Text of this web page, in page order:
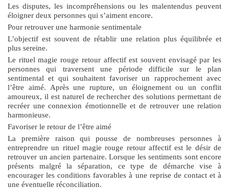
Les disputes, les incompréhensions ou les malentendus peuvent
éloigner deux personnes qui s’aiment encore.
Pour retrouver une harmonie sentimentale
L’objectif est souvent de rétablir une relation plus équilibrée et
plus sereine.
Le rituel magie rouge retour affectifest souvent envisagé par les
personnes qui traversent une période difficile sur le plan
sentimental et qui souhaitent favoriser un rapprochement avec
l’être aimé. Après une rupture, un éloignement ou un conflit
amoureux, il est naturel de rechercher des solutions permettant de
recréer une connexion émotionnelle et de retrouver une relation
harmonieuse.
Favoriser le retour de l’être aimé
La première raison qui pousse de nombreuses personnes à
entreprendre un rituel magie rouge retour affectifest le désir de
retrouver un ancien partenaire. Lorsque les sentiments sont encore
présents malgré la séparation, ce type de démarche vise à
encourager les conditions favorables à une reprise de contact et à
une éventuelle réconciliation.